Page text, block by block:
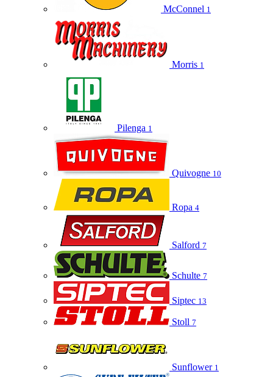
McConnel 1
Morris 1
Pilenga 1
Quivogne 10
Ropa 4
Salford 7
Schulte 7
Siptec 13
Stoll 7
Sunflower 1